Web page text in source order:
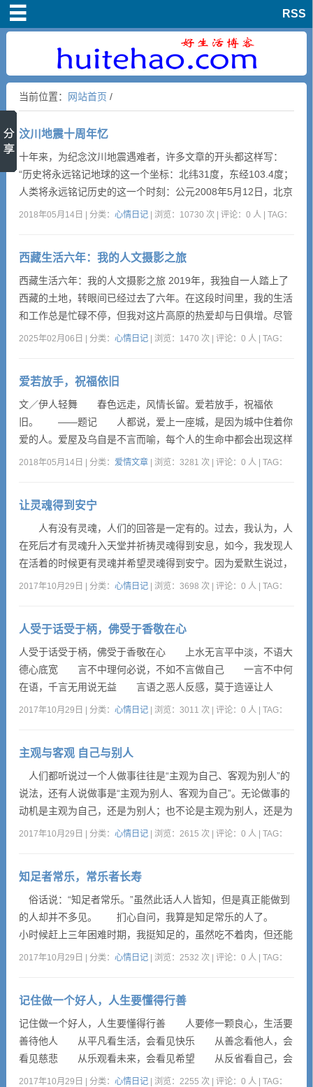
RSS
爱情文章
亲情文章
生活随笔
人生哲理
心情日记
繁體
当前位置： 网站首页 /
汶川地震十周年忆
十年来，为纪念汶川地震遇难者，许多文章的开头都这样写：
“历史将永远铭记地球的这一个坐标：北纬31度，东经103.4度；
人类将永远铭记历史的这一个时刻：公元2008年5月12日，北京
时间14时28分。”这场8级强烈地震突然袭击了中国西部四川省
有震感。无数震撼人心的画面仿佛就在昨天。大地震留...
2018年05月14日 | 分类： 心情日记 | 浏览：10730 次 | 评论：0 人 | TAG：
西藏生活六年：我的人文摄影之旅
西藏生活六年：我的人文摄影之旅 2019年，我独自一人踏上了
西藏的土地，转眼间已经过去了六年。在这段时间里，我的生活
和工作总是忙碌不停，但我对这片高原的热爱却与日俱增。尽管
拿起相机的次数越来越少，但我依然用镜头捕捉着这片土地上的
世。因此，我的拍摄内容往往随心所欲，没有固定的...
2025年02月06日 | 分类： 心情日记 | 浏览：1470 次 | 评论：0 人 | TAG：
爱若放手，祝福依旧
文／伊人轻舞 春色远走，风情长留。爱若放手，祝福依
旧。 ——题记 人都说，爱上一座城，是因为城中住着你
爱的人。爱屋及乌自是不言而喻，每个人的生命中都会出现这样
一个人，纵使尘满面，鬓如霜，也想要和他相伴到岁末晚景。我
情，所刻画的一幅朴素人生。 世间最理想的爱情，当然是两
颗同心，...
2018年05月14日 | 分类： 爱情文章| 浏览：3281 次 | 评论：0 人 | TAG：
让灵魂得到安宁
人有没有灵魂，人们的回答是一定有的。过去，我认为，人
在死后才有灵魂升入天堂并祈祷灵魂得到安息，如今，我发现人
在活着的时候更有灵魂并希望灵魂得到安宁。因为爱默生说过，
上帝为每个人灵魂提供了选择机会：或是拥有真理，或是得到安
选择安宁并为之努力是难能可贵的。 让灵魂得到安宁，前...
2017年10月29日 | 分类： 心情日记 | 浏览：3698 次 | 评论：0 人 | TAG：
人受于话受于柄，佛受于香敬在心
人受于话受于柄，佛受于香敬在心 上水无言平中淡，不语大
德心底宽 言不中理何必说，不如不言做自己 一言不中何
在语，千言无用说无益 言语之恶人反感，莫于造诬让人
恨 伤人以言攻与众，甚于刀剑击心中 当面责人不为短，
情断 病从口入需静寂，祸从口出需有心 出言不慎得罪
人，驷马难追话...
2017年10月29日 | 分类： 心情日记 | 浏览：3011 次 | 评论：0 人 | TAG：
主观与客观 自己与别人
人们都听说过一个人做事往往是“主观为自己、客观为别人”的
说法，还有人说做事是“主观为别人、客观为自己”。无论做事的
动机是主观为自己，还是为别人；也不论是主观为别人，还是为
自己，一个人做任何事情都有主观和客观是为了谁或谁受益的问
因为人若不为己，那就应当把自己的食品都让给别人吃，其结...
2017年10月29日 | 分类： 心情日记 | 浏览：2615 次 | 评论：0 人 | TAG：
知足者常乐，常乐者长寿
俗话说：“知足者常乐。”虽然此话人人皆知，但是真正能做到
的人却并不多见。 扪心自问，我算是知足常乐的人了。
小时候赶上三年困难时期，我挺知足的，虽然吃不着肉，但还能
填饱肚子。 上学时赶上十年动乱，我也知足的，虽然没有学
但是我没干两年就入党提干了，一直在机关工作到退休。 ...
2017年10月29日 | 分类： 心情日记 | 浏览：2532 次 | 评论：0 人 | TAG：
记住做一个好人，人生要懂得行善
记住做一个好人，人生要懂得行善 人要修一颗良心，生活要
善待他人 从平凡看生活，会看见快乐 从善念看他人，会
看见慈悲 从乐观看未来，会看见希望 从反省看自己，会
看见转机 从现在看过去，会看见无知 从宽容看是非，会
2017年10月29日 | 分类： 心情日记 | 浏览：2255 次 | 评论：0 人 | TAG：